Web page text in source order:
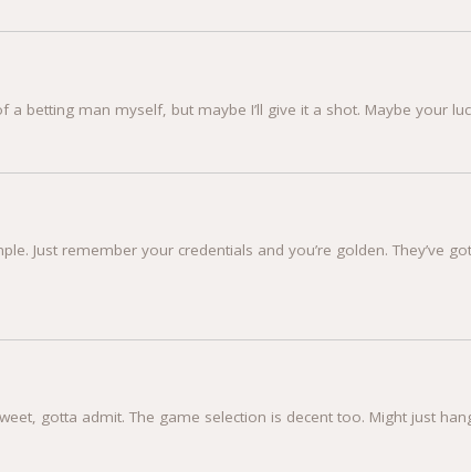
betting man myself, but maybe I’ll give it a shot. Maybe your
Just remember your credentials and you’re golden. They’ve
gotta admit. The game selection is decent too. Might just